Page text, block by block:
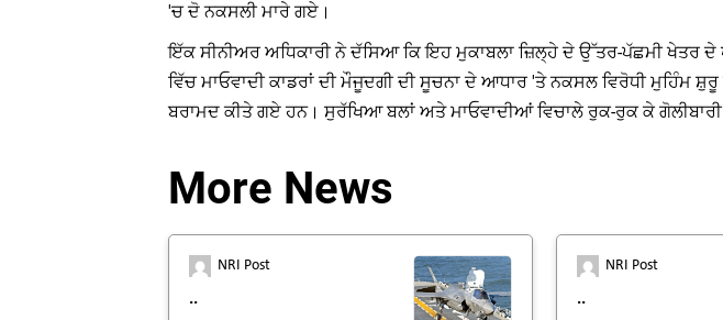
'ਚ ਦੋ ਨਕਸਲੀ ਮਾਰੇ ਗਏ।
ਇੱਕ ਸੀਨੀਅਰ ਅਧਿਕਾਰੀ ਨੇ ਦੱਸਿਆ ਕਿ ਇਹ ਮੁਕਾਬਲਾ ਜ਼ਿਲ੍ਹੇ ਦੇ ਉੱਤਰ-ਪੱਛਮੀ ਖੇਤਰ
ਵਿੱਚ ਮਾਓਵਾਦੀ ਕਾਡਰਾਂ ਦੀ ਮੌਜੂਦਗੀ ਦੀ ਸੂਚਨਾ ਦੇ ਆਧਾਰ 'ਤੇ ਨਕਸਲ ਵਿਰੋਧੀ
ਬਰਾਮਦ ਕੀਤੇ ਗਏ ਹਨ। ਸੁਰੱਖਿਆ ਬਲਾਂ ਅਤੇ ਮਾਓਵਾਦੀਆਂ ਵਿਚਾਲੇ ਰੁਕ-ਰੁਕ ਕੇ ਗੋਲੀਬਾਰੀ
More News
NRI Post
..
NRI Post
..